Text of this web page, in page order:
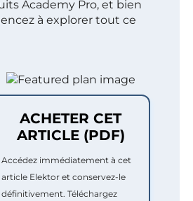
Academy Pro, et bien
à explorer tout ce
ACHETER CET
ARTICLE (PDF)
Accédez immédiatement à cet
article Elektor et conservez-le
définitivement. Téléchargez